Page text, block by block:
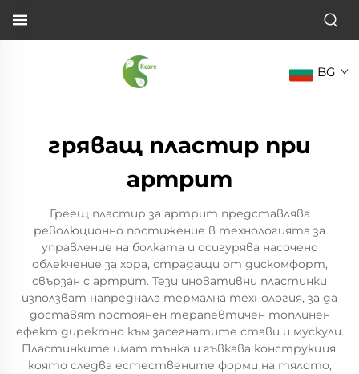
BG
гряващ пластир при
артрит
Греещ пластир за артрит представлява
революционно постижение в технологията за
управление на болката и осигурява насочено
облекчение за хора, страдащи от дискомфорт,
свързан с артрит. Тези иновативни пластинки
използват напреднала термална технология, за да
доставят постоянен терапевтичен топлинен
ефект директно към засегнатите стави и мускули.
Пластинките имат тънка и гъвкава конструкция,
която следва естествените форми на тялото,